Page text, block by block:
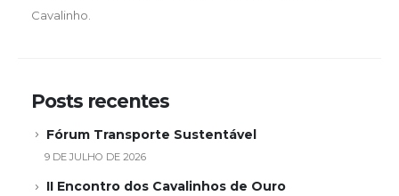
Cavalinho.
Posts recentes
Fórum Transporte Sustentável
9 DE JULHO DE 2026
II Encontro dos Cavalinhos de Ouro